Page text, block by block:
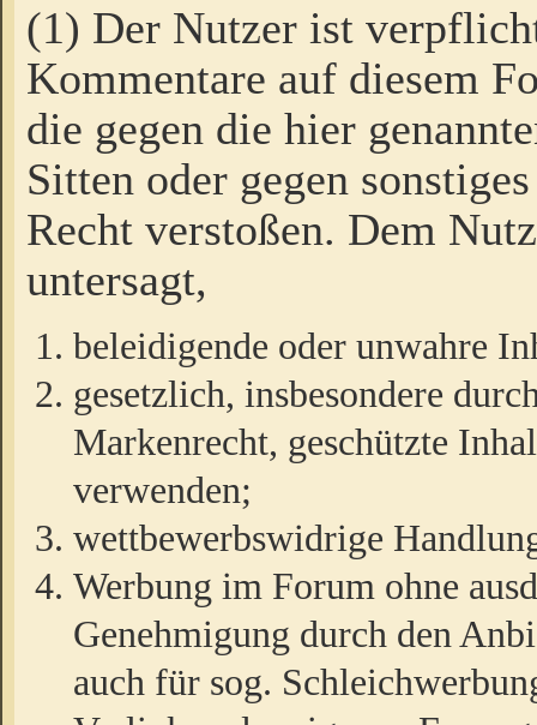
(1) Der Nutzer ist
Kommentare auf diesem
die gegen die hier
Sitten oder gegen
Recht verstoßen. Dem
untersagt,
beleidigende oder unwahre
gesetzlich, insbesondere
Markenrecht, geschützte
verwenden;
wettbewerbswidrige
Werbung im Forum ohne
Genehmigung durch den
auch für sog.